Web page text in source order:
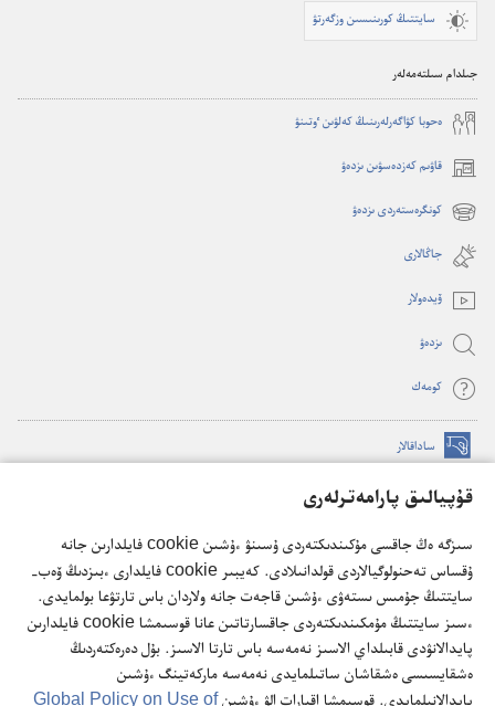
قۇپيالىق پارامەترلەرى
سىزگە ەڭ جاقسى مۇكىندىكتەردى ۇسىنۋ ءۇشىن cookie فايلدارىن جانە
ۇقساس تەحنولوگيالاردى قولدانىلادى. كەيبىر cookie فايلدارى ءبىزدىڭ ۆەب-
سايتتىڭ جۇمىس ىستەۋى ءۇشىن قاجەت جانە ولاردان باس تارتۋعا بولمايدى.
ءسىز سايتتىڭ مۇمكىندىكتەردى جاقسارتاتىن عانا قوسىمشا cookie فايلدارىن
پايدالانۋدى قابىلداي الاسىز نەمەسە باس تارتا الاسىز. بۇل دەرەكتەردىڭ
ەشقايسىسى ەشقاشان ساتىلمايدى نەمەسە ماركەتينگ ءۇشىن
سايتتىڭ كورىنىسىن وزگەرتۋ
جىلدام سىلتەمەلەر
ە‌حوبا كۋاگە‌رلە‌رىنىڭ كە‌لۋىن ٶتىنۋ
قاۋىم كەزدەسۋىن ىزدەۋ
(opens
new
window)
كونگرەستەردى ىزدەۋ
(opens
new
window)
جاڭالارى
ۆيدە‌ولار
ىزدە‌ۋ
كومە‌ك
ساداقالار
(opens
window) كۇزەت مۇناراسىنىڭ تورداعى كىتاپحاناسى
new
window)
JW Hub
®
(opens
new
window)
JW Library